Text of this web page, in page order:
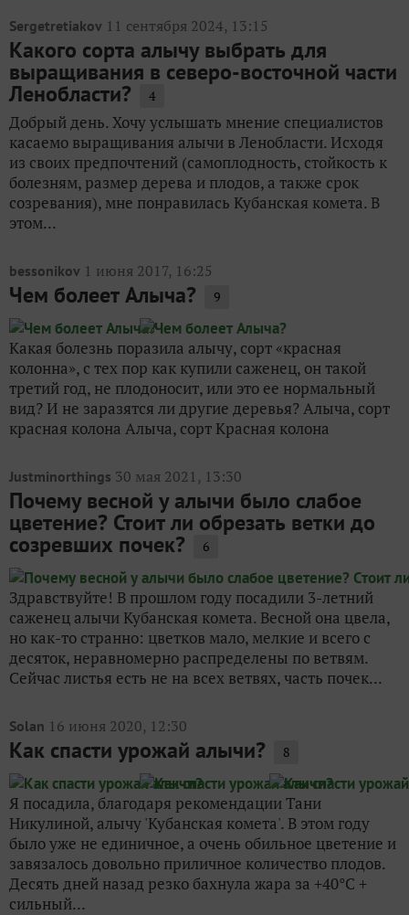
Sergetretiakov 11 сентября 2024, 13:15
Какого сорта алычу выбрать для
выращивания в северо-восточной части
Ленобласти? 4
Добрый день. Хочу услышать мнение специалистов
касаемо выращивания алычи в Ленобласти. Исходя
из своих предпочтений (самоплодность, стойкость к
болезням, размер дерева и плодов, а также срок
созревания), мне понравилась Кубанская комета. В
этом...
bessonikov 1 июня 2017, 16:25
Чем болеет Алыча? 9
Какая болезнь поразила алычу, сорт «красная
колонна», с тех пор как купили саженец, он такой
третий год, не плодоносит, или это ее нормальный
вид? И не заразятся ли другие деревья? Алыча, сорт
красная колона Алыча, сорт Красная колона
Justminorthings 30 мая 2021, 13:30
Почему весной у алычи было слабое
цветение? Стоит ли обрезать ветки до
созревших почек? 6
Здравствуйте! В прошлом году посадили 3-летний
саженец алычи Кубанская комета. Весной она цвела,
но как-то странно: цветков мало, мелкие и всего с
десяток, неравномерно распределены по ветвям.
Сейчас листья есть не на всех ветвях, часть почек...
Solan 16 июня 2020, 12:30
Как спасти урожай алычи? 8
Я посадила, благодаря рекомендации Тани
Никулиной, алычу 'Кубанская комета'. В этом году
было уже не единичное, а очень обильное цветение и
завязалось довольно приличное количество плодов.
Десять дней назад резко бахнула жара за +40°С +
сильный...